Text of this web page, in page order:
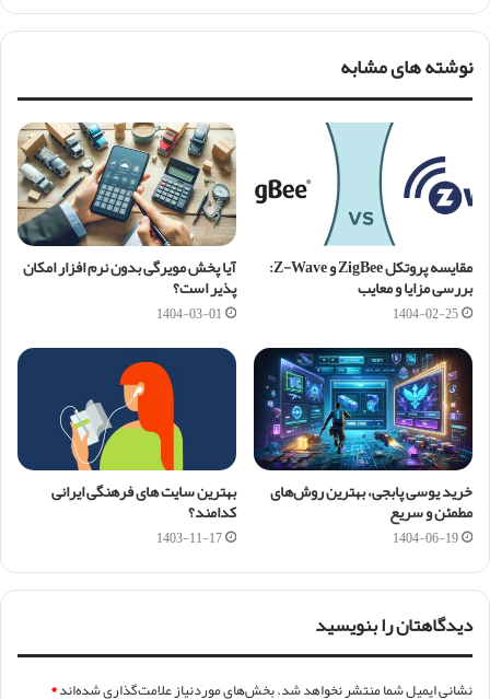
نوشته های مشابه
مقایسه پروتکل ZigBee و Z-Wave:
بررسی مزایا و معایب
1404-02-25
آیا پخش مویرگی بدون نرم افزار امکان
پذیر است؟
1404-03-01
خرید یوسی پابجی، بهترین روش‌های
مطمئن و سریع
1404-06-19
بهترین سایت های فرهنگی ایرانی
کدامند؟
1403-11-17
دیدگاهتان را بنویسید
نشانی ایمیل شما منتشر نخواهد شد.بخش‌های موردنیاز علامت‌گذاری شده‌اند*